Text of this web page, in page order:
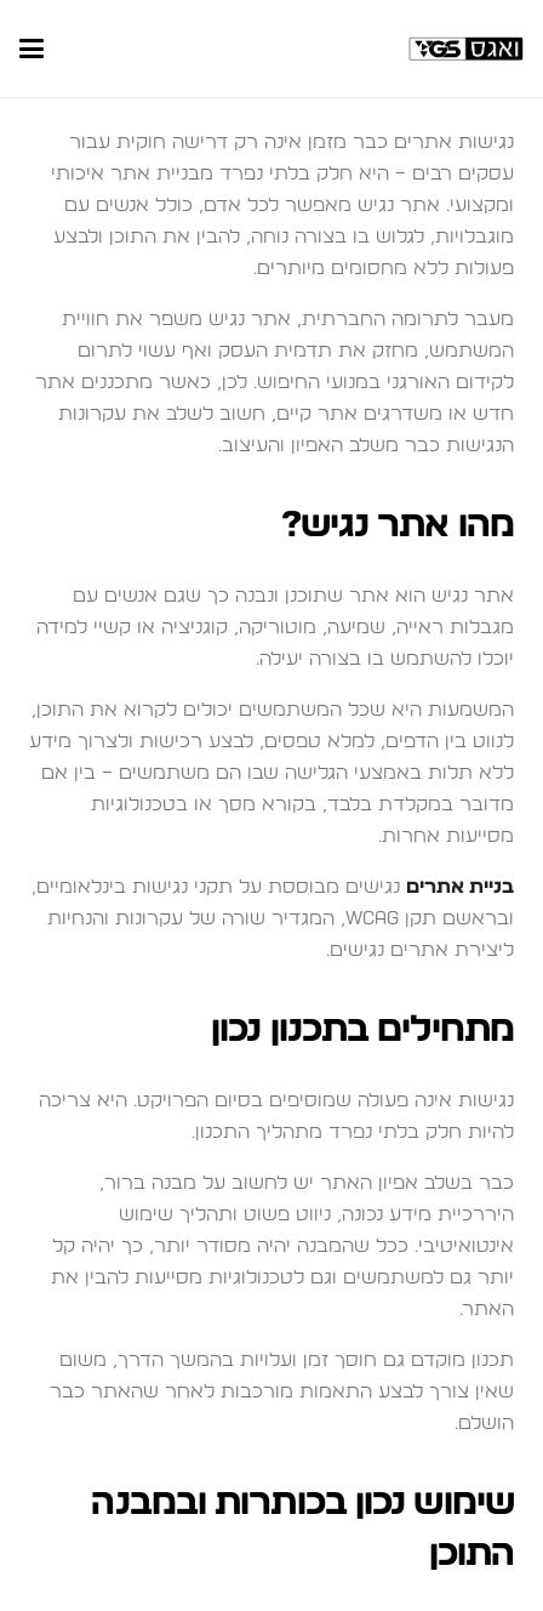
נגישות אתרים כבר מזמן אינה רק דרישה חוקית עבור
עסקים רבים – היא חלק בלתי נפרד מבניית אתר איכותי
ומקצועי. אתר נגיש מאפשר לכל אדם, כולל אנשים עם
מוגבלויות, לגלוש בו בצורה נוחה, להבין את התוכן ולבצע
פעולות ללא מחסומים מיותרים.
מעבר לתרומה החברתית, אתר נגיש משפר את חוויית
המשתמש, מחזק את תדמית העסק ואף עשוי לתרום
לקידום האורגני במנועי החיפוש. לכן, כאשר מתכננים אתר
חדש או משדרגים אתר קיים, חשוב לשלב את עקרונות
הנגישות כבר משלב האפיון והעיצוב.
מהו אתר נגיש?
אתר נגיש הוא אתר שתוכנן ונבנה כך שגם אנשים עם
מגבלות ראייה, שמיעה, מוטוריקה, קוגניציה או קשיי למידה
יוכלו להשתמש בו בצורה יעילה.
המשמעות היא שכל המשתמשים יכולים לקרוא את התוכן,
לנווט בין הדפים, למלא טפסים, לבצע רכישות ולצרוך מידע
ללא תלות באמצעי הגלישה שבו הם משתמשים – בין אם
מדובר במקלדת בלבד, בקורא מסך או בטכנולוגיות
מסייעות אחרות.
בניית אתרים נגישים מבוססת על תקני נגישות בינלאומיים,
ובראשם תקן WCAG, המגדיר שורה של עקרונות והנחיות
ליצירת אתרים נגישים.
מתחילים בתכנון נכון
נגישות אינה פעולה שמוסיפים בסיום הפרויקט. היא צריכה
להיות חלק בלתי נפרד מתהליך התכנון.
כבר בשלב אפיון האתר יש לחשוב על מבנה ברור,
היררכיית מידע נכונה, ניווט פשוט ותהליך שימוש
אינטואיטיבי. ככל שהמבנה יהיה מסודר יותר, כך יהיה קל
יותר גם למשתמשים וגם לטכנולוגיות מסייעות להבין את
האתר.
תכנון מוקדם גם חוסך זמן ועלויות בהמשך הדרך, משום
שאין צורך לבצע התאמות מורכבות לאחר שהאתר כבר
הושלם.
שימוש נכון בכותרות ובמבנה
התוכן